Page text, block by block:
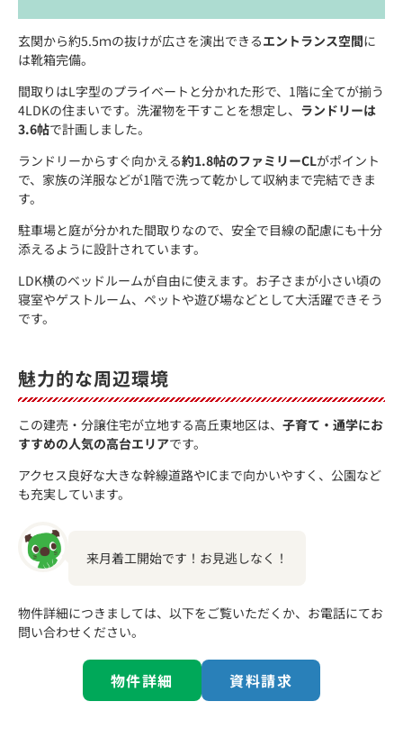
玄関から約5.5ｍの抜けが広さを演出できるエントランス空間に
は靴箱完備。
間取りはL字型のプライベートと分かれた形で、1階に全てが揃う
4LDKの住まいです。洗濯物を干すことを想定し、 ランドリーは
3.6帖で計画しました。
ランドリーからすぐ向かえる約1.8帖のファミリーCLがポイント
で、家族の洋服などが1階で洗って乾かして収納まで完結できま
す。
駐車場と庭が分かれた間取りなので、安全で目線の配慮にも十分
添えるように設計されています。
LDK横のベッドルームが自由に使えます。お子さまが小さい頃の
寝室やゲストルーム、ペットや遊び場などとして大活躍できそう
です。
魅力的な周辺環境
この建売・分譲住宅が立地する高丘東地区は、 子育て・通学にお
すすめの人気の高台エリアです。
アクセス良好な大きな幹線道路やICまで向かいやすく、公園など
も充実しています。
来月着工開始です！お見逃しなく！
物件詳細につきましては、以下をご覧いただくか、お電話にてお
問い合わせください。
物件詳細 資料請求